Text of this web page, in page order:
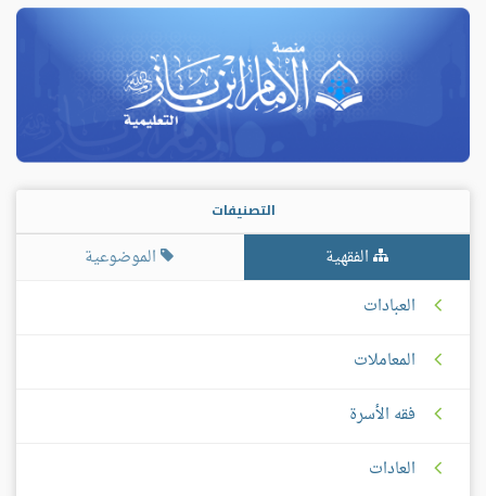
التصنيفات
الفقهية
الموضوعية
العبادات
المعاملات
فقه الأسرة
العادات